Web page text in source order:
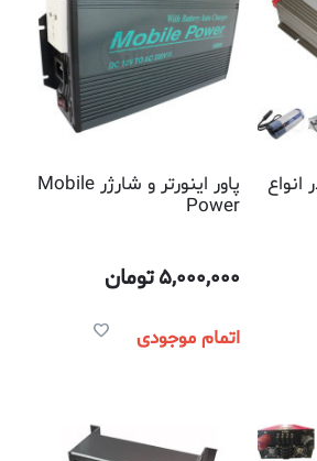
انواع
پاور اینورتر و شارژر Mobile
Power
5,000,000تومان
اتمام موجودی